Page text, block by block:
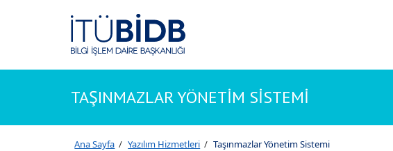
TAŞINMAZLAR YÖNETİM SİSTEMİ
Ana Sayfa / Yazılım Hizmetleri / Taşınmazlar Yönetim Sistemi